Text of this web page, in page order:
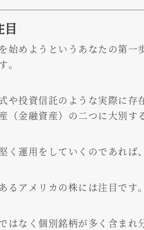
目
始めようというあなたの第
。
や投資信託のような実際に
（金融資産）の二つに大別す
く運用をしていくのであれば
るアメリカの株には注目です。
はなく個別銘柄が多く含まれ